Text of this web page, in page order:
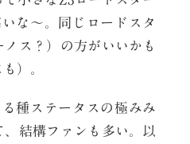
な～。同じロードスタ
ス？）の方がいいかも
）。
種ステータスの極みみ
結構ファンも多い。以